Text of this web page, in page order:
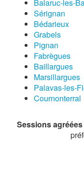
Balaruc-les-
Sérignan
Bédarieux
Grabels
Pignan
Fabrègues
Baillargues
Marsillargues
Palavas-les-
Cournonterral
Sessions